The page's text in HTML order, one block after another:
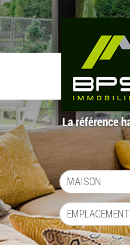
MAISON
EMPLACEMENT